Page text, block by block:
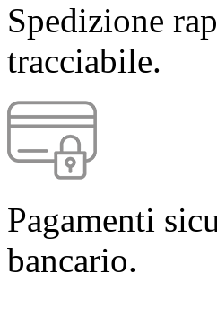
Spedizione
tracciabile.
Pagamenti
bancario.